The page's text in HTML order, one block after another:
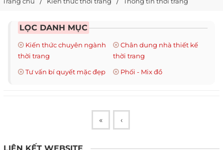
LỌC DANH MỤC
Kiến thức chuyên ngành
thời trang
Chân dung nhà thiết kế
thời trang
Tư vấn bí quyết mặc đẹp
Phối - Mix đồ
« ‹